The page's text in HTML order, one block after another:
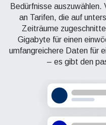
Bedürfnisse auszuwählen.
an Tarifen, die auf
Zeiträume
Gigabyte für einen
umfangreichere Daten für
– es gibt den